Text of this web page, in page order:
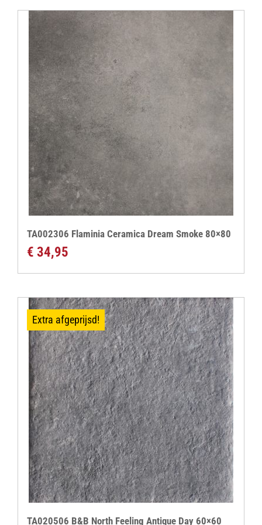
TA002306 Flaminia Ceramica Dream Smoke 80×80
€ 34,95
Extra afgeprijsd!
TA020506 B&B North Feeling Antique Day 60×60